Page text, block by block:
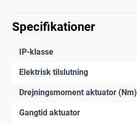
Specifikationer
IP-klasse
Elektrisk tilslutning
Drejningsmoment aktuator (Nm)
Gangtid aktuator